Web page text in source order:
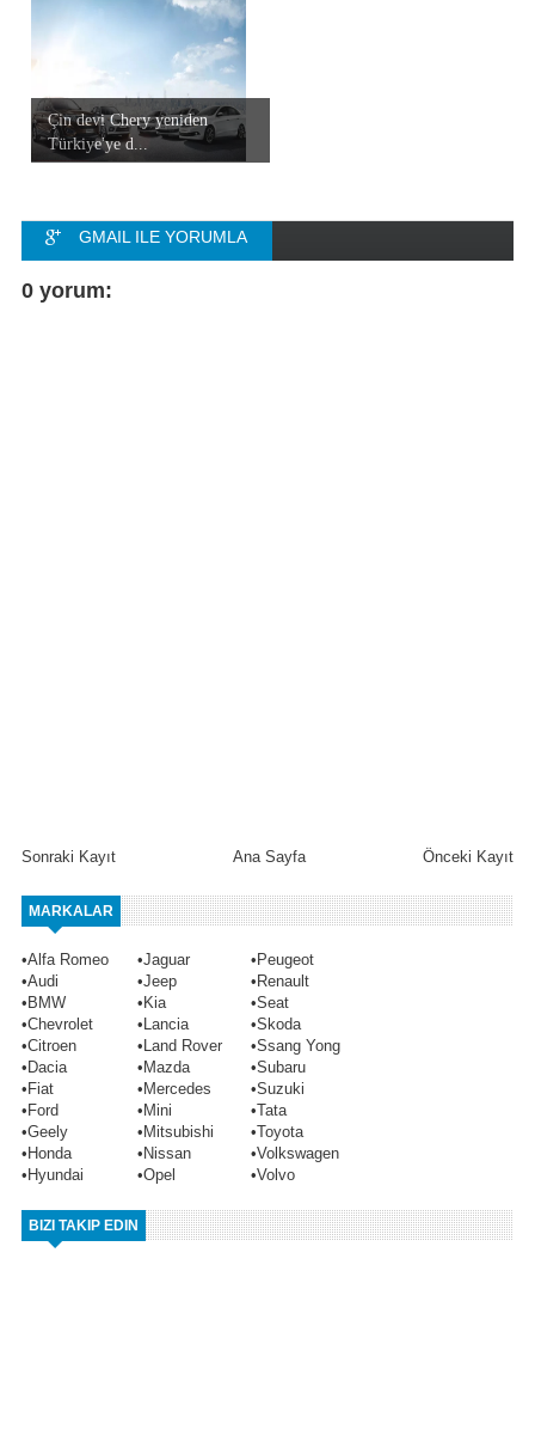
Çin devi Chery yeniden
Türkiye'ye d...
GMAIL ILE YORUMLA
FACEBOOK ILE
0 yorum:
Sonraki Kayıt Önceki Kayıt
Ana Sayfa
MARKALAR
•Alfa Romeo •Jaguar • Peugeot
•Audi •Jeep • Renault
• BMW • Kia •Seat
•Chevrolet • Lancia •Skoda
•Citroen • Land Rover •Ssang Yong
• Dacia • Mazda •Subaru
• Fiat • Mercedes •Suzuki
• Ford • Mini •Tata
•Geely • Mitsubishi •Toyota
• Honda • Nissan •Volkswagen
• Hyundai •Opel •Volvo
BIZI TAKIP EDIN